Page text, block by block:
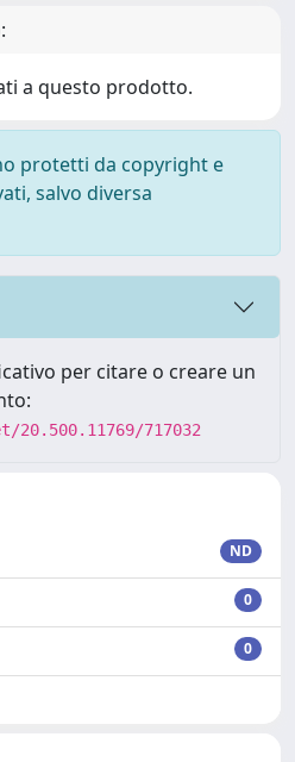
a questo prodotto.
protetti da copyright e
salvo diversa
per citare o creare un
717032
ND
0
0